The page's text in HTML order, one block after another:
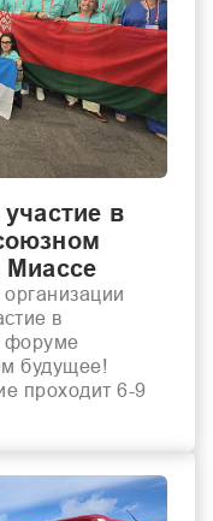
в
в
форуме
будущее!
проходит 6-9